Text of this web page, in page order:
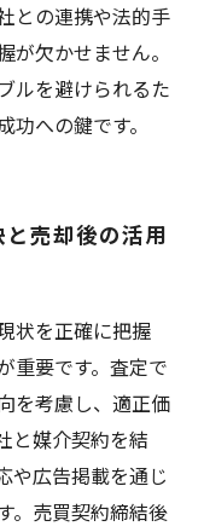
との連携や法的手
欠かせません。
ルを避けられるた
への鍵です。
売却後の活用
状を正確に把握
重要です。査定で
を考慮し、適正価
と媒介契約を結
や広告掲載を通じ
。売買契約締結後